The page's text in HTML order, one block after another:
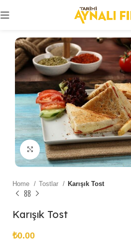
Click to enlarge
Home Tostlar Karışık Tost
Karışık Tost
₺